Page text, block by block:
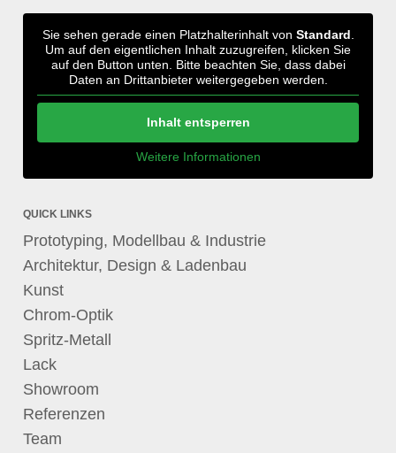
Sie sehen gerade einen Platzhalterinhalt von Standard
Um auf den eigentlichen Inhalt zuzugreifen, klicken Sie
auf den Button unten. Bitte beachten Sie, dass dabei
Daten an Drittanbieter weitergegeben werden.
Inhalt entsperren
Weitere Informationen
QUICK LINKS
Prototyping, Modellbau & Industrie
Architektur, Design & Ladenbau
Kunst
Chrom-Optik
Spritz-Metall
Lack
Showroom
Referenzen
Team